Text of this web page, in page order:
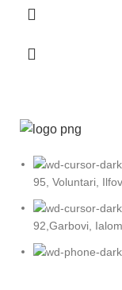
95, Voluntari, Ilfov
92,Garbovi,